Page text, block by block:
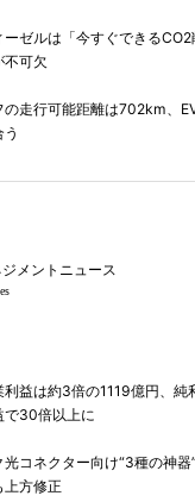
ーゼルは「今すぐできるCO2
不可欠
の走行可能距離は702km、
メントニュース
利益は約3倍の1119億円、純
で30倍以上に
光コネクター向け“3種の神
上方修正